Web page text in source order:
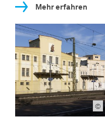
Mehr erfahren
©